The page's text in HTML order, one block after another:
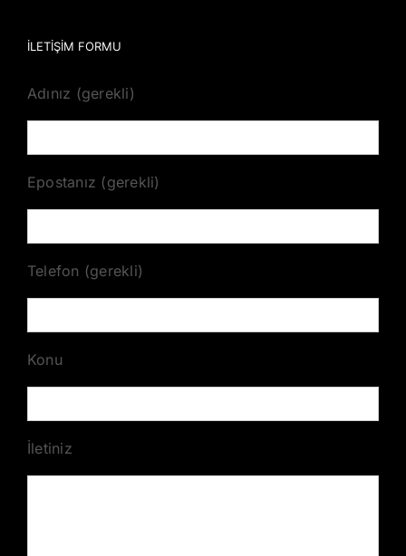
İLETİŞİM FORMU
Adınız (gerekli)
Epostanız (gerekli)
Telefon (gerekli)
Konu
İletiniz